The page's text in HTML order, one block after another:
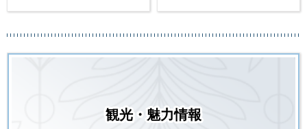
観光・魅力情報